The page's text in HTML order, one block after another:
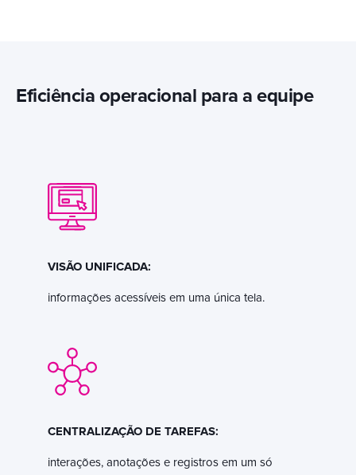
Eficiência operacional para a equipe
VISÃO UNIFICADA:
informações acessíveis em uma única tela.
CENTRALIZAÇÃO DE TAREFAS:
interações, anotações e registros em um só